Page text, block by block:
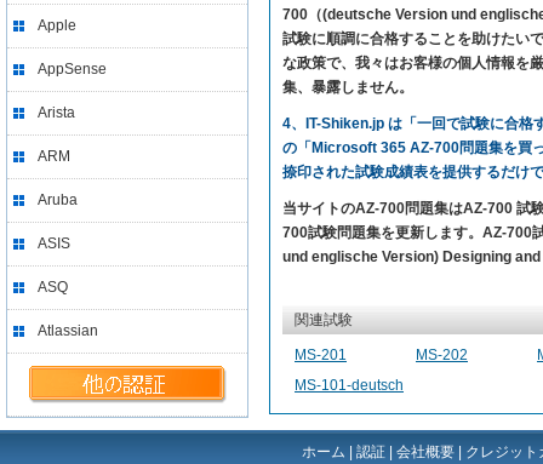
Apple
AppSense
Arista
ARM
Aruba
ASIS
ASQ
Atlassian
700（(deutsche Version und
試験に順調に合格することを助けたい
な政策で、我々はお客様の個人情報を
集、暴露しません。
4、IT-Shiken.jp は「一回で試験に合格
の「Microsoft 365 AZ-700問題集を買
捺印された試験成績表を提供するだけ
当サイトのAZ-700問題集はAZ-700 試
700試験問題集を更新します。AZ-
und englische Version) Designing
関連試験
MS-201 MS-202
MS-101-deutsch
ホーム 認証 会社概要 クレジッ